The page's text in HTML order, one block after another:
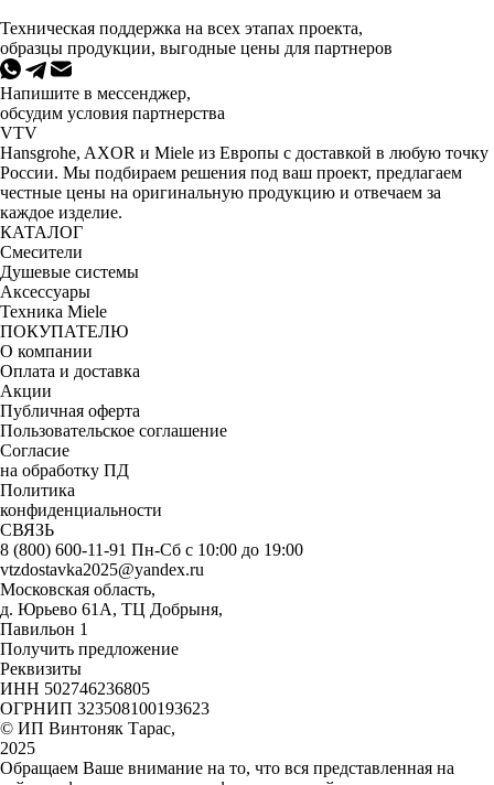
Техническая поддержка на всех этапах проекта,
образцы продукции, выгодные цены для партнеров
Напишите в мессенджер,
обсудим условия партнерства
VTV
Hansgrohe, AXOR и Miele из Европы с доставкой в любую точку
России. Мы подбираем решения под ваш проект, предлагаем
честные цены на оригинальную продукцию и отвечаем за
каждое изделие.
КАТАЛОГ
Смесители
Душевые системы
Аксессуары
Техника Miele
ПОКУПАТЕЛЮ
О компании
Оплата и доставка
Акции
Публичная оферта
Пользовательское соглашение
Согласие
на обработку ПД
Политика
конфиденциальности
СВЯЗЬ
8 (800) 600-11-91 Пн-Сб с 10:00 до 19:00
vtzdostavka2025@yandex.ru
Московская область,
д. Юрьево 61А, ТЦ Добрыня,
Павильон 1
Получить предложение
Реквизиты
ИНН 502746236805
ОГРНИП 323508100193623
© ИП Винтоняк Тарас,
2025
Обращаем Ваше внимание на то, что вся представленная на